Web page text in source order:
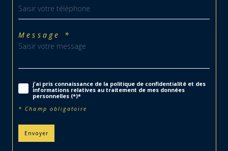
Message *
j'ai pris connaissance de la politique de confidentialité et des
informations relatives au traitement de mes données
personnelles (*)*
* Champ obligatoire
Envoyer